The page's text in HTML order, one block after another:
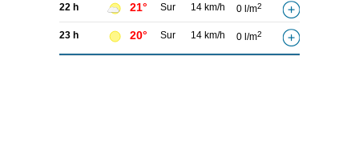
22 h 21° Sur 14 km/h 0 l/m2
23 h 20° Sur 14 km/h 0 l/m2